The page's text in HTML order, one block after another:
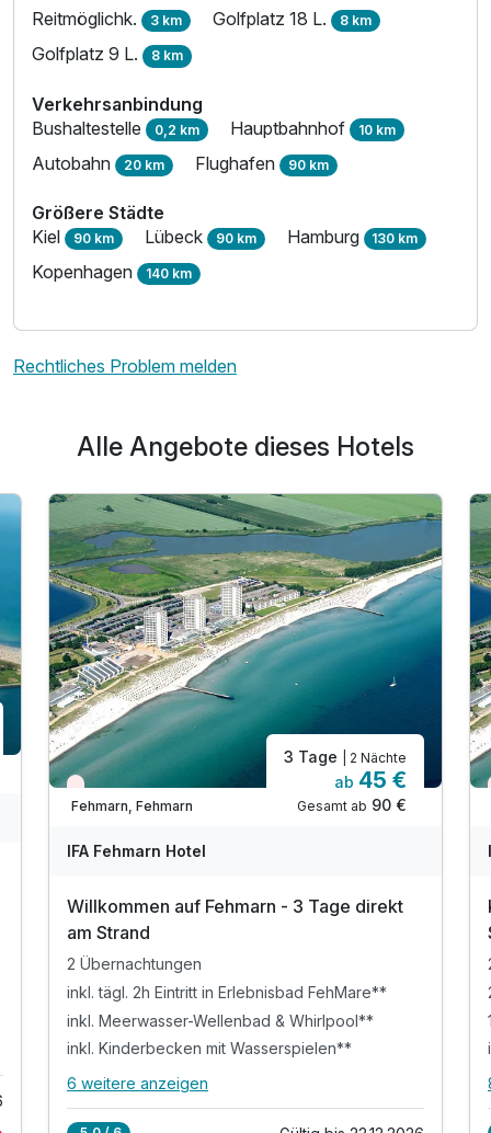
Reitmöglichk. 3 km Golfplatz 18 L. 8 km
Golfplatz 9 L. 8 km
Verkehrsanbindung
Bushaltestelle 0,2 km Hauptbahnhof 10 km
Autobahn 20 km Flughafen 90 km
Größere Städte
Kiel 90 km Lübeck 90 km Hamburg 130 km
Kopenhagen 140 km
Rechtliches Problem melden
Alle Angebote dieses Hotels
Wieder frei ab September
Fehmarn, Fehmarn
3 Tage | 2 Nächte
ab 45 €
Gesamt ab 90 €
IFA Fehmarn Hotel
Willkommen auf Fehmarn - 3 Tage direkt
am Strand
2 Übernachtungen
inkl. tägl. 2h Eintritt in Erlebnisbad FehMare**
inkl. Meerwasser-Wellenbad & Whirlpool**
inkl. Kinderbecken mit Wasserspielen**
Alle Inklusivleistungen
6 weitere anzeigen